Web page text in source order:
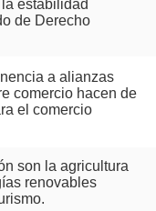
estabilidad
de Derecho
a alianzas
comercio hacen de
el comercio
son la agricultura
renovables